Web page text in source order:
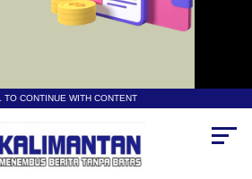
TO CONTINUE WITH CONTENT